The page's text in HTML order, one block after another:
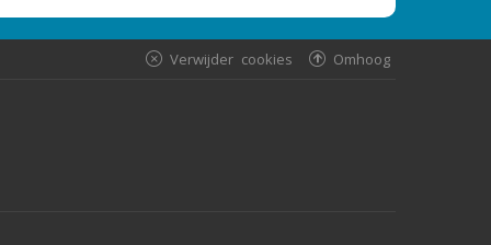
Omhoog
Verwijder cookies